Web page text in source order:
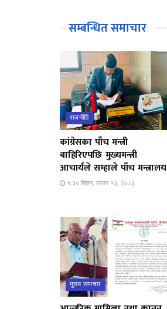
सम्बन्धित समाचार
राजनीति
कांग्रेसका पाँच मन्त्री
बाहिरिएपछि मुख्यमन्त्री
आचार्यले सम्हाले पाँच मन्त्रालय
१:३० बिहान, साउन १३, २०८३
मुख्य समाचार